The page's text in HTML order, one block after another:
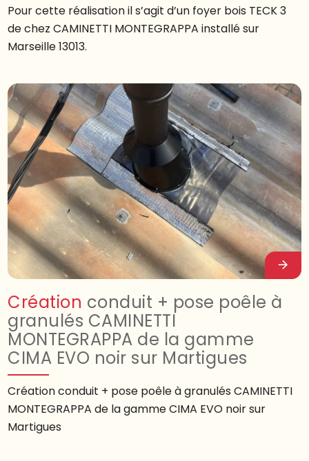
Pour cette réalisation il s’agit d’un foyer bois TECK 3
de chez CAMINETTI MONTEGRAPPA installé sur
Marseille 13013.
Création conduit + pose poêle à
granulés CAMINETTI
MONTEGRAPPA de la gamme
CIMA EVO noir sur Martigues
Création conduit + pose poêle à granulés CAMINETTI
MONTEGRAPPA de la gamme CIMA EVO noir sur
Martigues